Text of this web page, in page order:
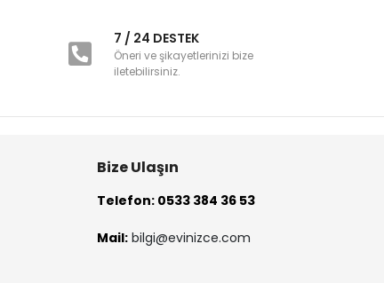
7 / 24 DESTEK
Öneri ve şikayetlerinizi bize
iletebilirsiniz.
Bize Ulaşın
Telefon: 0533 384 36 53
Mail: bilgi@evinizce.com